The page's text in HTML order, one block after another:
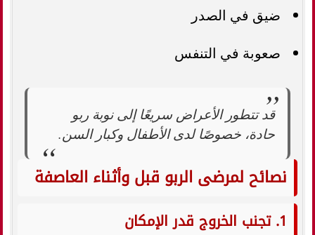
ضيق في الصدر
صعوبة في التنفس
قد تتطور الأعراض سريعًا إلى نوبة ربو
حادة، خصوصًا لدى الأطفال وكبار السن.
نصائح لمرضى الربو قبل وأثناء العاصفة
1. تجنب الخروج قدر الإمكان